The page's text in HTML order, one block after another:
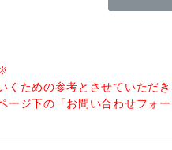
くための参考とさせていただ
ージ下の「お問い合わせフォ